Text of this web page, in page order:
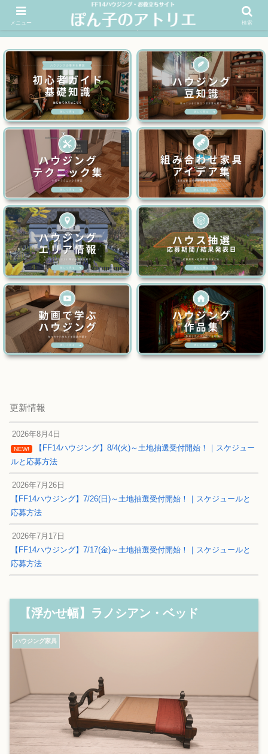
FF14ハウジングお役立ちサイト│ぽん子のアトリエを応援 >>
更新情報
2026年8月4日
NEW!
【FF14ハウジング】8/4(火)～土地抽選受付開始！｜スケジュー
ルと応募方法
2026年7月26日
【FF14ハウジング】7/26(日)～土地抽選受付開始！｜スケジュールと
応募方法
2026年7月17日
【FF14ハウジング】7/17(金)～土地抽選受付開始！｜スケジュールと
応募方法
【浮かせ幅】ラノシアン・ベッド
ハウジング家具
メニュー 検索